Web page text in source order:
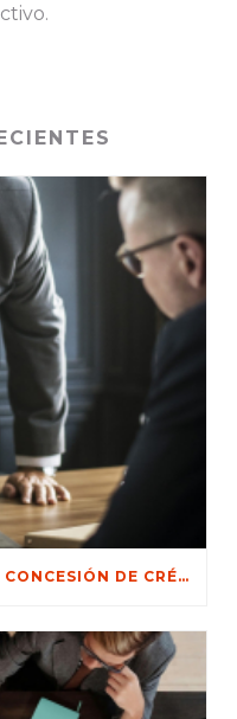
GESTIÓN DE RIESGOS EN LA CONCESIÓN DE CRÉDITOS: ESTRATEGIAS PARA MINIMIZAR LA MOROSIDAD